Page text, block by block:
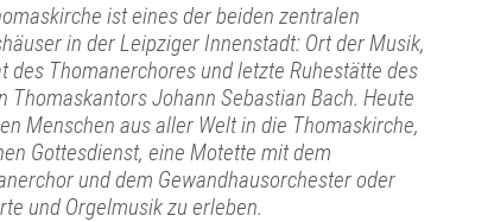
ist eines der beiden zentralen
in der Leipziger Innenstadt: Ort der Musik,
des Thomanerchores und letzte Ruhestätte des
Thomaskantors Johann Sebastian Bach. Heute
Menschen aus aller Welt in die Thomaskirche,
Gottesdienst, eine Motette mit dem
und dem Gewandhausorchester oder
und Orgelmusik zu erleben.